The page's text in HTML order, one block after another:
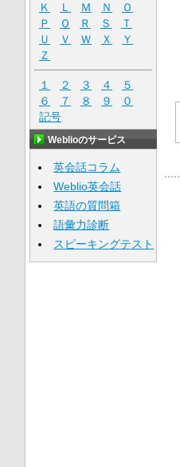
Ｋ
Ｌ Ｍ Ｎ
Ｏ
Ｐ
Ｑ Ｒ Ｓ
Ｔ
Ｕ
Ｖ Ｗ Ｘ
Ｙ
Ｚ
１ ２ ３ ４
５
６
７ ８ ９
０
記号
Weblioのサービス
英会話コラム
Weblio英会話
英語の質問箱
語彙力診断
スピーキングテスト